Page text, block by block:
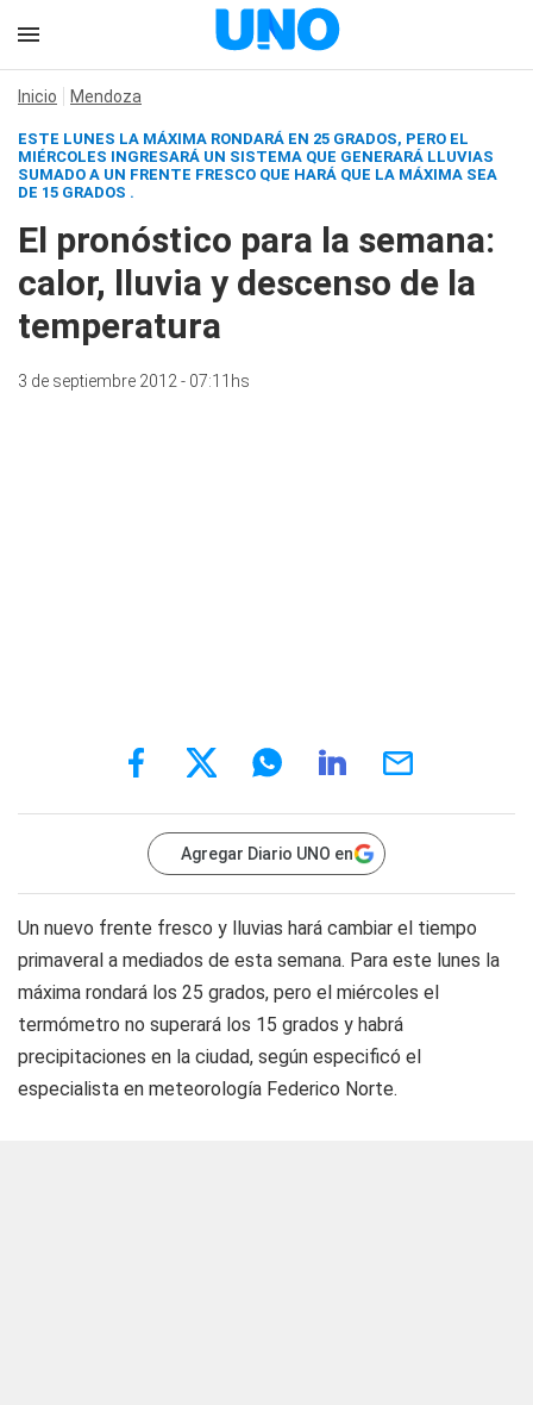
Inicio Mendoza
ESTE LUNES LA MÁXIMA RONDARÁ EN 25 GRADOS, PERO EL
MIÉRCOLES INGRESARÁ UN SISTEMA QUE GENERARÁ LLUVIAS
SUMADO A UN FRENTE FRESCO QUE HARÁ QUE LA MÁXIMA SEA
DE 15 GRADOS .
El pronóstico para la semana:
calor, lluvia y descenso de la
temperatura
3 de septiembre 2012 - 07:11hs
Agregar Diario UNO en
Un nuevo frente fresco y lluvias hará cambiar el tiempo
primaveral a mediados de esta semana. Para este lunes la
máxima rondará los 25 grados, pero el miércoles el
termómetro no superará los 15 grados y habrá
precipitaciones en la ciudad, según especificó el
especialista en meteorología Federico Norte.